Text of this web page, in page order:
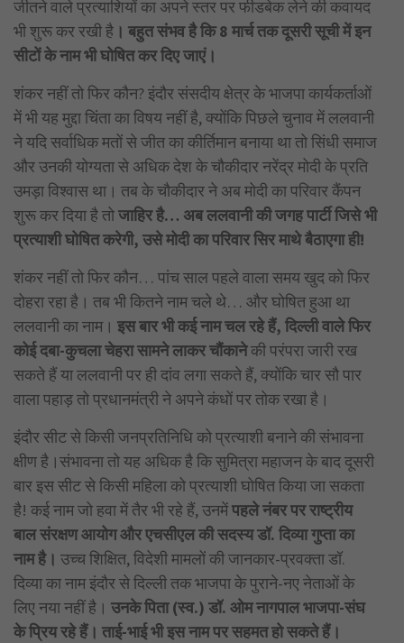
जीतने वाले प्रत्याशियों का अपने स्तर पर फीडबेक लेने की कवायद
भी शुरू कर रखी है । बहुत संभव है कि 8 मार्च तक दूसरी सूची में इन
सीटों के नाम भी घोषित कर दिए जाएं।
शंकर नहीं तो फिर कौन? इंदौर संसदीय क्षेत्र के भाजपा कार्यकर्ताओं
में भी यह मुद्दा चिंता का विषय नहीं है, क्योंकि पिछले चुनाव में ललवानी
ने यदि सर्वाधिक मतों से जीत का कीर्तिमान बनाया था तो सिंधी समाज
और उनकी योग्यता से अधिक देश के चौकीदार नरेंद्र मोदी के प्रति
उमड़ा विश्वास था। तब के चौकीदार ने अब मोदी का परिवार कैंपन
शुरू कर दिया है तोजाहिर है… अब ललवानी की जगह पार्टी जिसे भी
प्रत्याशी घोषित करेगी, उसे मोदी का परिवार सिर माथे बैठाएगा ही!
शंकर नहीं तो फिर कौन… पांच साल पहले वाला समय खुद को फिर
दोहरा रहा है। तब भी कितने नाम चले थे… और घोषित हुआ था
ललवानी का नाम। इस बार भी कई नाम चल रहे हैं, दिल्ली वाले फिर
कोई दबा-कुचला चेहरा सामने लाकर चौंकानेकी परंपरा जारी रख
सकते हैं या ललवानी पर ही दांव लगा सकते हैं, क्योंकि चार सौ पार
वाला पहाड़ तो प्रधानमंत्री ने अपने कंधों पर तोक रखा है।
इंदौर सीट से किसी जनप्रतिनिधि को प्रत्याशी बनाने की संभावना
क्षीण है।संभावना तो यह अधिक है कि सुमित्रा महाजन के बाद दूसरी
बार इस सीट से किसी महिला को प्रत्याशी घोषित किया जा सकता
है! कई नाम जो हवा में तैर भी रहे हैं, उनमेंपहले नंबर पर राष्ट्रीय
बाल संरक्षण आयोग और एचसीएल की सदस्य डॉ. दिव्या गुप्ता का
नाम है। उच्च शिक्षित, विदेशी मामलों की जानकार-प्रवक्ता डॉ.
दिव्या का नाम इंदौर से दिल्ली तक भाजपा के पुराने-नए नेताओं के
लिए नया नहीं है। उनके पिता (स्व.) डॉ. ओम नागपाल भाजपा-संघ
के प्रिय रहे हैं। ताई-भाई भी इस नाम पर सहमत हो सकते हैं।